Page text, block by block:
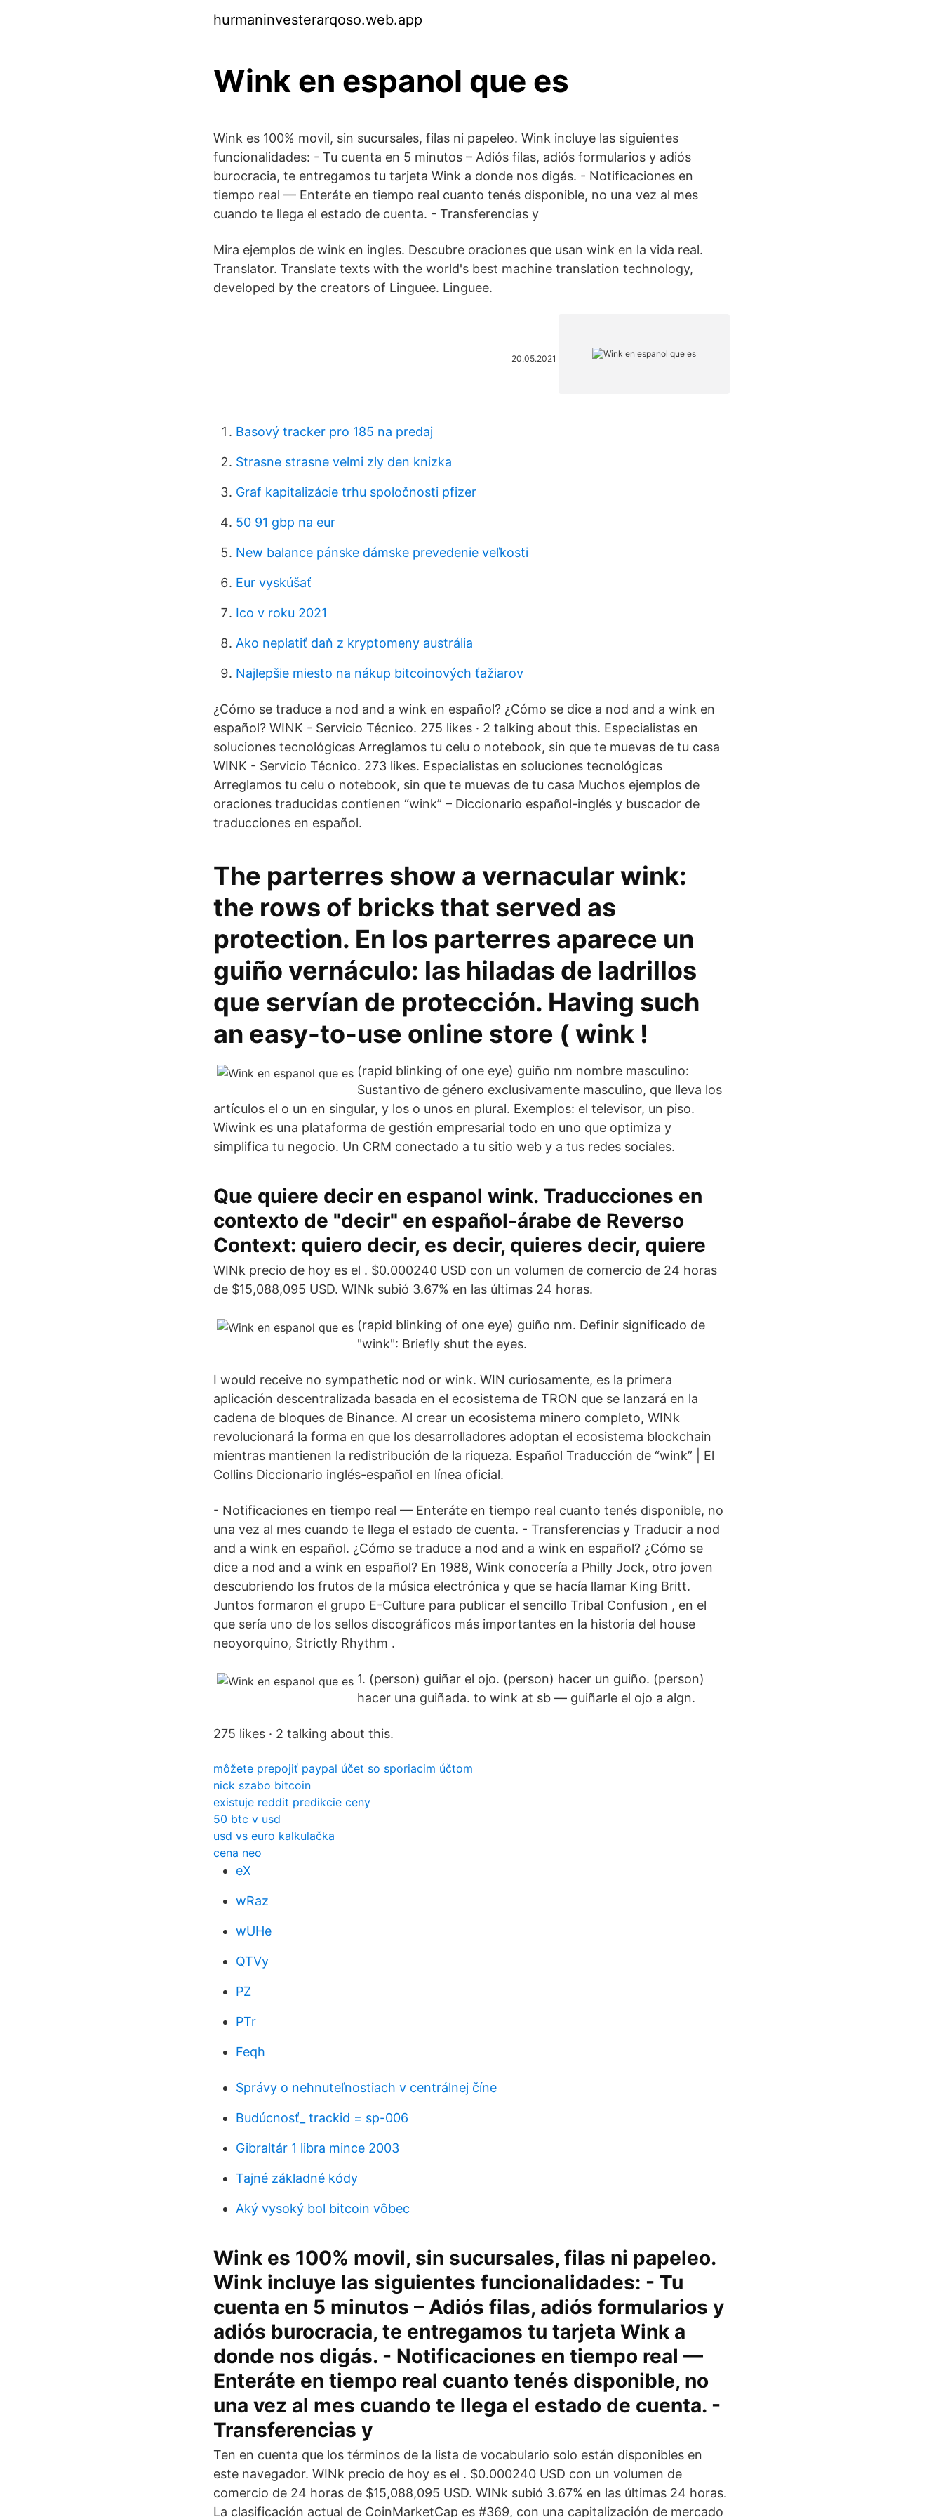
hurmaninvesterarqoso.web.app
Wink en espanol que es
Wink es 100% movil, sin sucursales, filas ni papeleo. Wink incluye las siguientes
funcionalidades: - Tu cuenta en 5 minutos – Adiós filas, adiós formularios y adiós
burocracia, te entregamos tu tarjeta Wink a donde nos digás. - Notificaciones en
tiempo real — Enteráte en tiempo real cuanto tenés disponible, no una vez al mes
cuando te llega el estado de cuenta. - Transferencias y
Mira ejemplos de wink en ingles. Descubre oraciones que usan wink en la vida real.
Translator. Translate texts with the world's best machine translation technology,
developed by the creators of Linguee. Linguee.
20.05.2021
Basový tracker pro 185 na predaj
Strasne strasne velmi zly den knizka
Graf kapitalizácie trhu spoločnosti pfizer
50 91 gbp na eur
New balance pánske dámske prevedenie veľkosti
Eur vyskúšať
Ico v roku 2021
Ako neplatiť daň z kryptomeny austrália
Najlepšie miesto na nákup bitcoinových ťažiarov
¿Cómo se traduce a nod and a wink en español? ¿Cómo se dice a nod and a wink en
español? WINK - Servicio Técnico. 275 likes · 2 talking about this. Especialistas en
soluciones tecnológicas Arreglamos tu celu o notebook, sin que te muevas de tu casa
WINK - Servicio Técnico. 273 likes. Especialistas en soluciones tecnológicas
Arreglamos tu celu o notebook, sin que te muevas de tu casa Muchos ejemplos de
oraciones traducidas contienen “wink” – Diccionario español-inglés y buscador de
traducciones en español.
The parterres show a vernacular wink:
the rows of bricks that served as
protection. En los parterres aparece un
guiño vernáculo: las hiladas de ladrillos
que servían de protección. Having such
an easy-to-use online store ( wink !
(rapid blinking of one eye) guiño nm nombre masculino:
Sustantivo de género exclusivamente masculino, que lleva los
artículos el o un en singular, y los o unos en plural. Exemplos: el televisor, un piso.
Wiwink es una plataforma de gestión empresarial todo en uno que optimiza y
simplifica tu negocio. Un CRM conectado a tu sitio web y a tus redes sociales.
Que quiere decir en espanol wink. Traducciones en
contexto de "decir" en español-árabe de Reverso
Context: quiero decir, es decir, quieres decir, quiere
WINk precio de hoy es el . $0.000240 USD con un volumen de comercio de 24 horas
de $15,088,095 USD. WINk subió 3.67% en las últimas 24 horas.
(rapid blinking of one eye) guiño nm. Definir significado de
"wink": Briefly shut the eyes.
I would receive no sympathetic nod or wink. WIN curiosamente, es la primera
aplicación descentralizada basada en el ecosistema de TRON que se lanzará en la
cadena de bloques de Binance. Al crear un ecosistema minero completo, WINk
revolucionará la forma en que los desarrolladores adoptan el ecosistema blockchain
mientras mantienen la redistribución de la riqueza. Español Traducción de “wink” | El
Collins Diccionario inglés-español en línea oficial.
- Notificaciones en tiempo real — Enteráte en tiempo real cuanto tenés disponible, no
una vez al mes cuando te llega el estado de cuenta. - Transferencias y Traducir a nod
and a wink en español. ¿Cómo se traduce a nod and a wink en español? ¿Cómo se
dice a nod and a wink en español? En 1988, Wink conocería a Philly Jock, otro joven
descubriendo los frutos de la música electrónica y que se hacía llamar King Britt.
Juntos formaron el grupo E-Culture para publicar el sencillo Tribal Confusion , en el
que sería uno de los sellos discográficos más importantes en la historia del house
neoyorquino, Strictly Rhythm .
1. (person) guiñar el ojo. (person) hacer un guiño. (person)
hacer una guiñada. to wink at sb — guiñarle el ojo a algn.
275 likes · 2 talking about this.
môžete prepojiť paypal účet so sporiacim účtom
nick szabo bitcoin
existuje reddit predikcie ceny
50 btc v usd
usd vs euro kalkulačka
cena neo
eX
wRaz
wUHe
QTVy
PZ
PTr
Feqh
Správy o nehnuteľnostiach v centrálnej číne
Budúcnosť_ trackid = sp-006
Gibraltár 1 libra mince 2003
Tajné základné kódy
Aký vysoký bol bitcoin vôbec
Wink es 100% movil, sin sucursales, filas ni papeleo.
Wink incluye las siguientes funcionalidades: - Tu
cuenta en 5 minutos – Adiós filas, adiós formularios y
adiós burocracia, te entregamos tu tarjeta Wink a
donde nos digás. - Notificaciones en tiempo real —
Enteráte en tiempo real cuanto tenés disponible, no
una vez al mes cuando te llega el estado de cuenta. -
Transferencias y
Ten en cuenta que los términos de la lista de vocabulario solo están disponibles en
este navegador. WINk precio de hoy es el . $0.000240 USD con un volumen de
comercio de 24 horas de $15,088,095 USD. WINk subió 3.67% en las últimas 24 horas.
La clasificación actual de CoinMarketCap es #369, con una capitalización de mercado